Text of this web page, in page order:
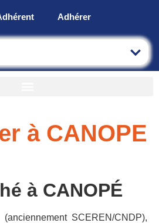
Adhérer
à CANOPE
à CANOPÉ
(anciennement SCEREN/CNDP),